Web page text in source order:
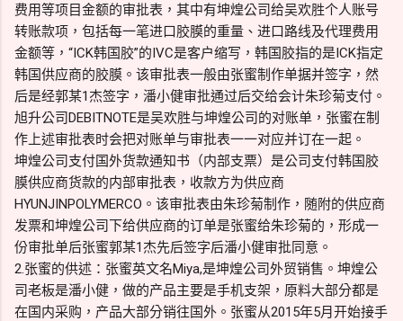
费用等项目金额的审批表，其中有坤煌公司给吴欢胜个人账号
转账款项，包括每一笔进口胶膜的重量、进口路线及代理费用
金额等，“ICK韩国胶”的IVC是客户缩写，韩国胶指的是ICK指定
韩国供应商的胶膜。该审批表一般由张蜜制作单据并签字，然
后是经郭某1杰签字，潘小健审批通过后交给会计朱珍菊支付。
旭升公司DEBITNOTE是吴欢胜与坤煌公司的对账单，张蜜在制
作上述审批表时会把对账单与审批表一一对应并订在一起。
坤煌公司支付国外货款通知书（内部支票）是公司支付韩国胶
膜供应商货款的内部审批表，收款方为供应商
HYUNJINPOLYMERCO。该审批表由朱珍菊制作，随附的供应商
发票和坤煌公司下给供应商的订单是张蜜给朱珍菊的，形成一
份审批单后张蜜郭某1杰先后签字后潘小健审批同意。
2.张蜜的供述：张蜜英文名Miya,是坤煌公司外贸销售。坤煌公
司老板是潘小健，做的产品主要是手机支架，原料大部分都是
在国内采购，产品大部分销往国外。张蜜从2015年5月开始接手